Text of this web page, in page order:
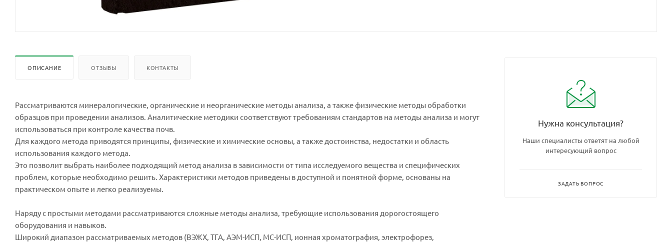
ОПИСАНИЕ ОТЗЫВЫ КОНТАКТЫ
Рассматриваются минералогические, органические и неорганические методы анализа, а также физические методы обработки
образцов при проведении анализов. Аналитические методики соответствуют требованиям стандартов на методы анализа и могут
использоваться при контроле качества почв.
Для каждого метода приводятся принципы, физические и химические основы, а также достоинства, недостатки и область
использования каждого метода.
Это позволит выбрать наиболее подходящий метод анализа в зависимости от типа исследуемого вещества и специфических
проблем, которые необходимо решить. Характеристики методов приведены в доступной и понятной форме, основаны на
практическом опыте и легко реализуемы.
Наряду с простыми методами рассматриваются сложные методы анализа, требующие использования дорогостоящего
оборудования и навыков.
Широкий диапазон рассматриваемых методов (ВЭЖХ, ТГА, АЭМ-ИСП, МС-ИСП, ионная хроматография, электрофорез,
Нужна консультация?
Наши специалисты ответят на любой
интересующий вопрос
ЗАДАТЬ ВОПРОС